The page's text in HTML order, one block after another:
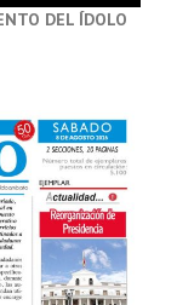
DEL ÍDOLO